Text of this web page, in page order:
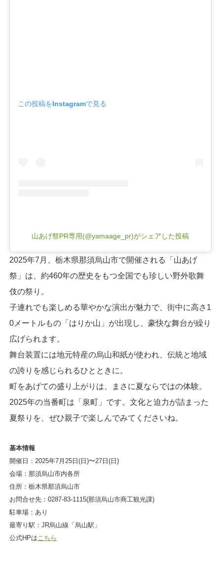
この投稿をInstagramで見る
山あげ祭PR専用(@yamaage_pr)がシェアした投稿
2025年7月、栃木県那須烏山市で開催される「山あげ
祭」は、約460年の歴史をもつ全国でも珍しい野外歌舞
伎の祭り。
子連れでも楽しめる華やかな演出が魅力で、街中に高さ1
0メートルもの「はりか山」が出現し、豪快な舞台が繰り
広げられます。
舞台装置には地元特産の烏山和紙が使われ、伝統と地域
の誇りを感じられるひとときに。
町をあげての盛り上がりは、まさに夏ならではの体験。
2025年の当番町は「泉町」です。文化と迫力が詰まった
夏祭りを、ぜひ親子で楽しんでみてくださいね。
基本情報
開催日：2025年7月25日(日)〜27日(日)
会場：那須烏山市内各所
住所：栃木県那須烏山市
お問合せ先：0287-83-1115(那須烏山市商工観光課)
駐車場：あり
最寄り駅：JR烏山線「烏山駅」
公式HPはこちら